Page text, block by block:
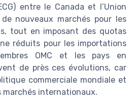
entre le Canada et l’Union
nouveaux marchés pour les
tout en imposant des quotas
réduits pour les importations
OMC et les pays en
de près ces évolutions, car
commerciale mondiale et
internationaux.